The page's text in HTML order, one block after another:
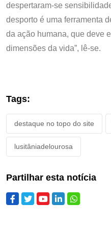
despertaram-se
desporto é uma ferramenta
da ação humana, que deve
dimensões da vida”, lê-se.
Tags:
destaque no topo do site
lusitâniadelourosa
Partilhar esta notícia